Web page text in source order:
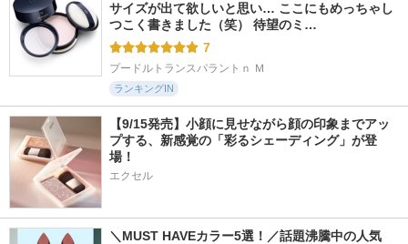
サイズが出て欲しいと思い… ここにもめっちゃし
つこく書きました（笑） 待望のミ…
7
プードルトランスパラントｎ Ｍ
ランキングIN
【9/15発売】小顔に見せながら顔の印象までアッ
プする、新感覚の「彩るシェーディング」が登
場！
エクセル
＼MUST HAVEカラー5選！／話題沸騰中の人気